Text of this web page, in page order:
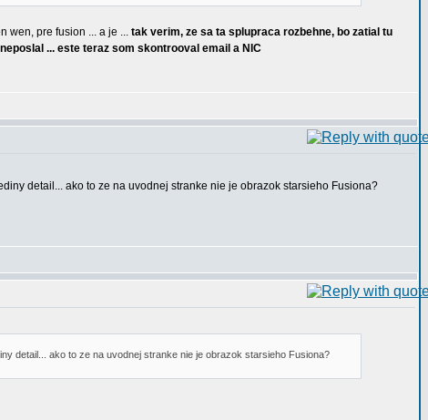
wen, pre fusion ... a je ... tak verim, ze sa ta splupraca rozbehne, bo zatial tu
... este teraz som skontrooval email a NIC
detail... ako to ze na uvodnej stranke nie je obrazok starsieho Fusiona?
detail... ako to ze na uvodnej stranke nie je obrazok starsieho Fusiona?